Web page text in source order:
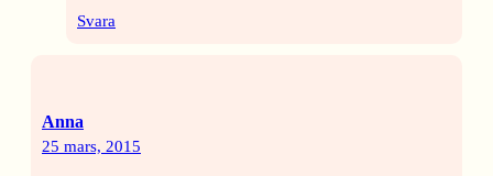
Svara
Anna
25 mars, 2015